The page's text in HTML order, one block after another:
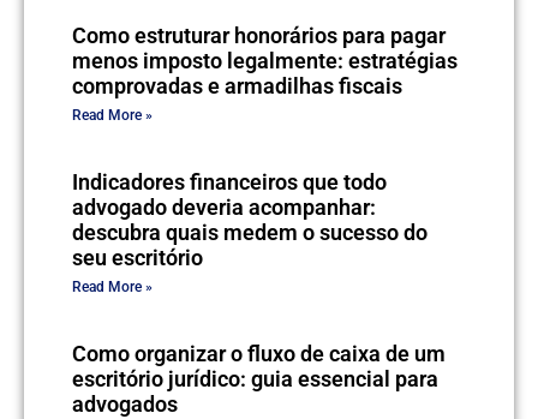
Como estruturar honorários para pagar
menos imposto legalmente: estratégias
comprovadas e armadilhas fiscais
Read More »
Indicadores financeiros que todo
advogado deveria acompanhar:
descubra quais medem o sucesso do
seu escritório
Read More »
Como organizar o fluxo de caixa de um
escritório jurídico: guia essencial para
advogados